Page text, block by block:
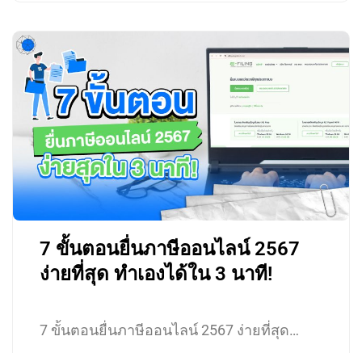
7 ขั้นตอนยื่นภาษีออนไลน์ 2567
ง่ายที่สุด ทำเองได้ใน 3 นาที!
7 ขั้นตอนยื่นภาษีออนไลน์ 2567 ง่ายที่สุด…